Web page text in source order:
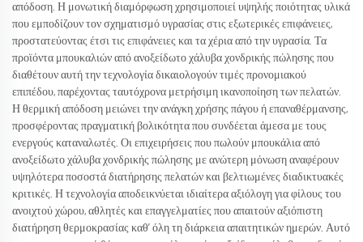
απόδοση. Η μονωτική διαμόρφωση χρησιμοποιεί υψηλής ποιότητας υλικά
που εμποδίζουν τον σχηματισμό υγρασίας στις εξωτερικές επιφάνειες,
προστατεύοντας έτσι τις επιφάνειες και τα χέρια από την υγρασία. Τα
προϊόντα μπουκαλιών από ανοξείδωτο χάλυβα χονδρικής πώλησης που
διαθέτουν αυτή την τεχνολογία δικαιολογούν τιμές προνομιακού
επιπέδου, παρέχοντας ταυτόχρονα μετρήσιμη ικανοποίηση των πελατών.
Η θερμική απόδοση μειώνει την ανάγκη χρήσης πάγου ή επαναθέρμανσης,
προσφέροντας πραγματική βολικότητα που συνδέεται άμεσα με τους
ενεργούς καταναλωτές. Οι επιχειρήσεις που πωλούν μπουκάλια από
ανοξείδωτο χάλυβα χονδρικής πώλησης με ανώτερη μόνωση αναφέρουν
υψηλότερα ποσοστά διατήρησης πελατών και βελτιωμένες διαδικτυακές
κριτικές. Η τεχνολογία αποδεικνύεται ιδιαίτερα αξιόλογη για φίλους του
ανοιχτού χώρου, αθλητές και επαγγελματίες που απαιτούν αξιόπιστη
διατήρηση θερμοκρασίας καθ’ όλη τη διάρκεια απαιτητικών ημερών. Αυτό